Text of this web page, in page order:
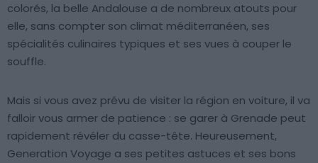
colorés, la belle Andalouse a de nombreux atouts pour
elle, sans compter son climat méditerranéen, ses
spécialités culinaires typiques et ses vues à couper le
souffle.
Mais si vous avez prévu de visiter la région en voiture, il va
falloir vous armer de patience : se garer à Grenade peut
rapidement révéler du casse-tête. Heureusement,
Generation Voyage a ses petites astuces et ses bons